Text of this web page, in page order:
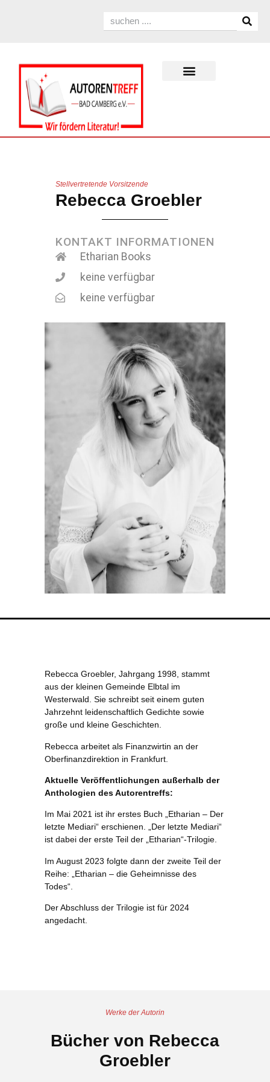
Stellvertretende Vorsitzende
Rebecca Groebler
KONTAKT INFORMATIONEN
Etharian Books
keine verfügbar
keine verfügbar
Rebecca Groebler, Jahrgang 1998, stammt
aus der kleinen Gemeinde Elbtal im
Westerwald. Sie schreibt seit einem guten
Jahrzehnt leidenschaftlich Gedichte sowie
große und kleine Geschichten.
Rebecca arbeitet als Finanzwirtin an der
Oberfinanzdirektion in Frankfurt.
Aktuelle Veröffentlichungen außerhalb der
Anthologien des Autorentreffs:
Im Mai 2021 ist ihr erstes Buch „Etharian – Der
letzte Mediari“ erschienen. „Der letzte Mediari“
ist dabei der erste Teil der „Etharian“-Trilogie.
Im August 2023 folgte dann der zweite Teil der
Reihe: „Etharian – die Geheimnisse des
Todes“.
Der Abschluss der Trilogie ist für 2024
angedacht.
Werke der Autorin
Bücher von Rebecca
Groebler